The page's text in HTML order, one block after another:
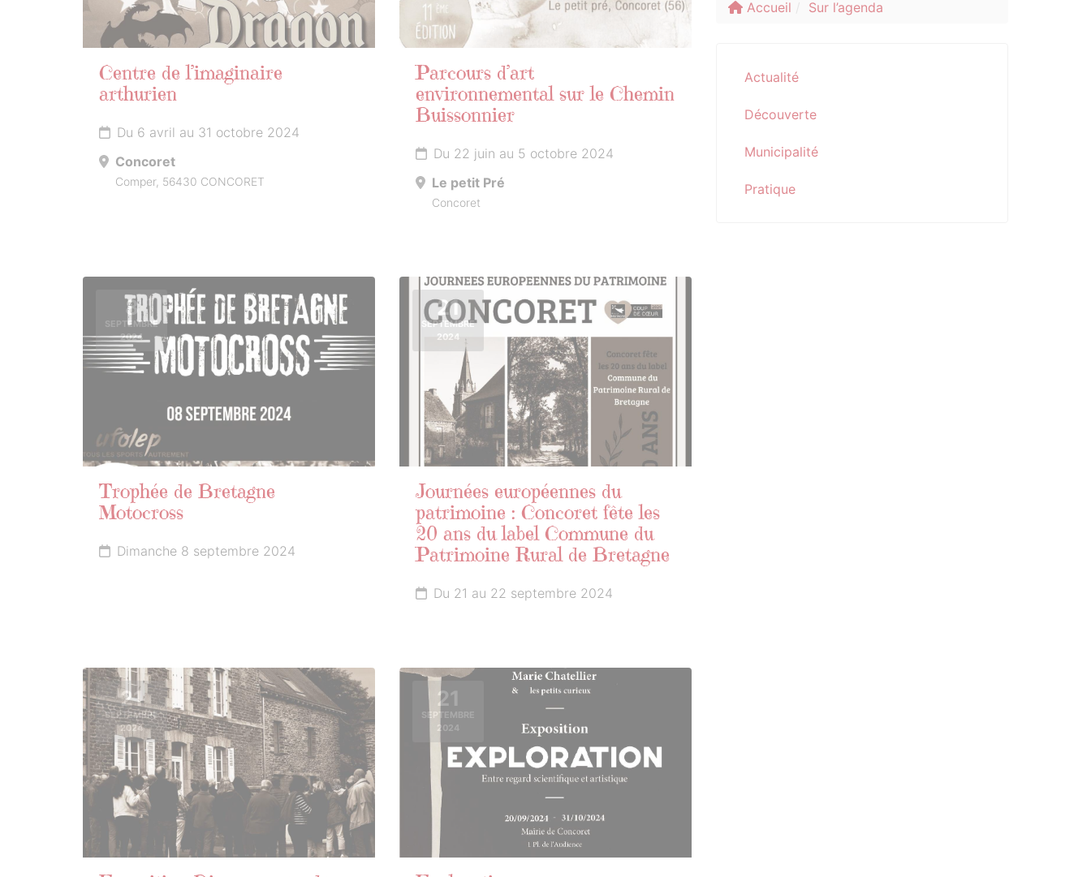
Centre de l’imaginaire
arthurien
Du 6 avril au 31 octobre 2024
Concoret
Comper, 56430 CONCORET
Parcours d’art
environnemental sur le Chemin
Buissonnier
Du 22 juin au 5 octobre 2024
Le petit Pré
Concoret
8
SEPTEMBRE
2024
Trophée de Bretagne
Motocross
Dimanche 8 septembre 2024
21
SEPTEMBRE
2024
Journées européennes du
patrimoine : Concoret fête les
20 ans du label Commune du
Patrimoine Rural de Bretagne
Du 21 au 22 septembre 2024
21
SEPTEMBRE
2024
21
SEPTEMBRE
2024
Accueil Sur l’agenda
Actualité
Découverte
Municipalité
Pratique